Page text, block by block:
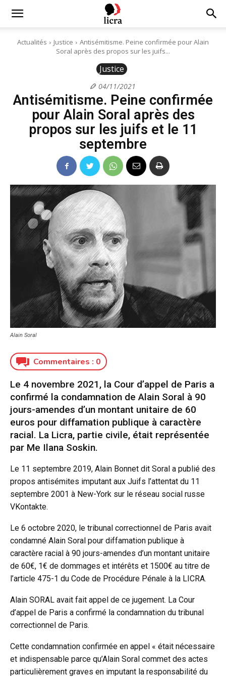
Licra
Antiraciste
Actualités Justice
Antisémitisme. Peine confirmée pour Alain
Soral après des propos sur les juifs...
Justice
04/11/2021
Antisémitisme. Peine confirmée
pour Alain Soral après des
propos sur les juifs et le 11
septembre
Alain Soral
Commentaires : 0
Le 4 novembre 2021, la Cour d’appel de Paris a
confirmé la condamnation de Alain Soral à 90
jours-amendes d’un montant unitaire de 60
euros pour diffamation publique à caractère
racial. La Licra, partie civile, était représentée
par Me Ilana Soskin.
Le 11 septembre 2019, Alain Bonnet dit Soral a publié des
propos antisémites imputant aux Juifs l’attentat du 11
septembre 2001 à New-York sur le réseau social russe
VKontakte.
Le 6 octobre 2020, le tribunal correctionnel de Paris avait
condamné Alain Soral pour diffamation publique à
caractère racial à 90 jours-amendes d’un montant unitaire
de 60€, 1€ de dommages et intérêts et 1500€ au titre de
l’article 475-1 du Code de Procédure Pénale à la LICRA.
Alain SORAL avait fait appel de ce jugement. La Cour
d’appel de Paris a confirmé la condamnation du tribunal
correctionnel de Paris.
Cette condamnation confirmée en appel « était nécessaire
et indispensable parce qu’Alain Soral commet des actes
particulièrement graves en imputant la responsabilité du